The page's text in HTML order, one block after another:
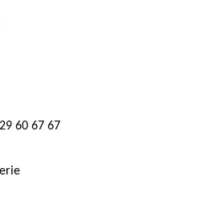
60 67 67